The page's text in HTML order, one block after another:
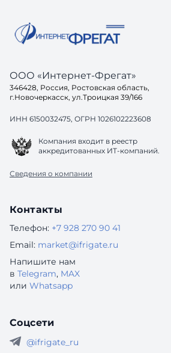
ООО «Интернет-Фрегат»
346428, Россия, Ростовская область,
г.Новочеркасск, ул.Троицкая 39/166
ИНН 6150032475, ОГРН 1026102223608
Компания входит в реестр
аккредитованных ИТ-компаний.
Сведения о компании
Контакты
Телефон: +7 928 270 90 41
Email: market@ifrigate.ru
Напишите нам
в Telegram, MAX
или Whatsapp
Соцсети
@ifrigate_ru